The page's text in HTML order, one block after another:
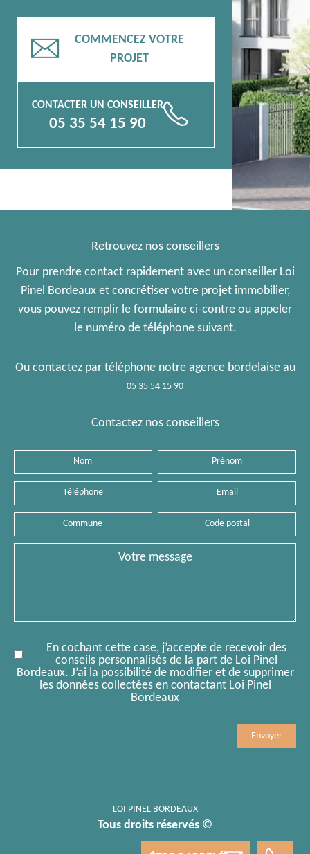
📧
COMMENCEZ VOTRE
PROJET
CONTACTER UN CONSEILLER
05 35 54 15 90 📞
Retrouvez nos conseillers
Pour prendre contact rapidement avec un conseiller Loi
Pinel Bordeaux et concrétiser votre projet immobilier,
vous pouvez remplir le formulaire ci-contre ou appeler
le numéro de téléphone suivant.
Ou contactez par téléphone notre agence bordelaise au
05 35 54 15 90
Contactez nos conseillers
Téléphone
Commune
postal
En cochant cette case, j’accepte de recevoir des
conseils personnalisés de la part de Loi Pinel
Bordeaux. J’ai la possibilité de modifier et de supprimer
les données collectées en contactant Loi Pinel
Bordeaux
LOI PINEL BORDEAUX
Tous droits réservés ©